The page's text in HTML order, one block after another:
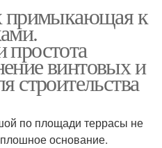
примыкающая к
винтовых и
строительства
по площади террасы не
основание.